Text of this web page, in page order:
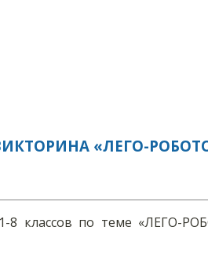
«ЛЕГО-
8 классов по теме «ЛЕГО-